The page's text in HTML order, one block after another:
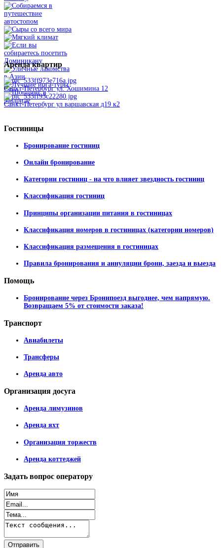
Арендаквартир
Санкт-Петербург ул. Хошимина 12
Санкт-Петербург ул варшавская д19 к2
Гостиницы
Бронирование гостиниц
Онлайн бронирование
Категории гостиниц - на что влияет звездность гостиниц
Классификация гостиниц
Принципы организации питания в гостиницах
Классификация номеров в гостиницах (категории номеров)
Классификация размещения в гостиницах
Правила бронирования и аннуляции брони, заезда и выезда
Помощь
Бронирование через Бронипоезд выгоднее, чем напрямую.
Возвращаем 5% от стоимости заказа!
Транспорт
Авиабилеты
Трансферы
Аренда авто
Организация досуга
Аренда лимузинов
Аренда яхт
Организация торжеств
Аренда коттеджей
Задать вопрос оператору